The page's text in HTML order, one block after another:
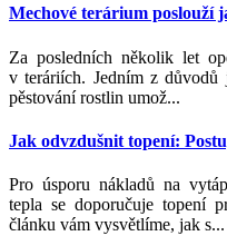
Mechové terárium poslouží
Za posledních několik let
v teráriích. Jedním z důvodů
pěstování rostlin umož...
Jak odvzdušnit topení:
Pro úsporu nákladů na
tepla se doporučuje topení
článku vám vysvětlíme, jak s...